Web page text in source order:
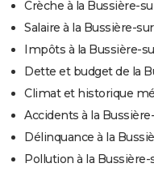
Crèche à la Bussière-
Salaire à la Bussière-
Impôts à la Bussière-
Dette et budget de la
Climat et historique
Accidents à la
Délinquance à la
Pollution à la